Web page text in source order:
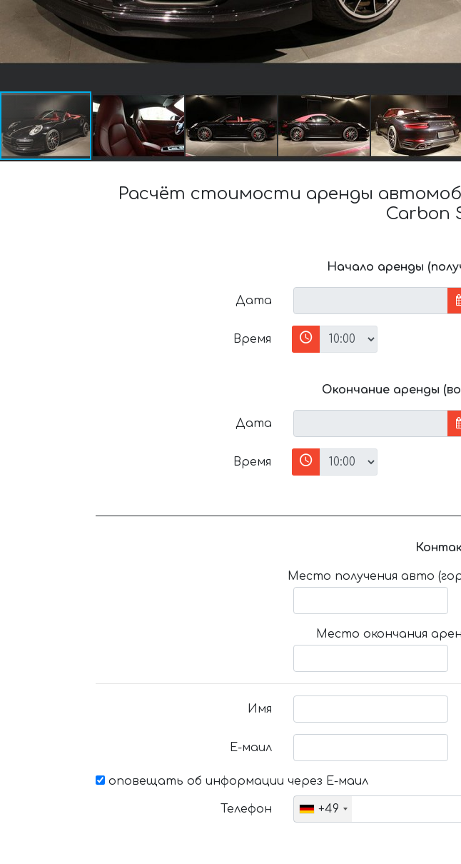
Расчёт стоимости аренды
Carbon
Начало аренды
Дата
Время
Окончание аренды
Дата
Время
Место получения авто
Место окончания
Имя
Е-маил
оповещать об информации через Е-маил
Телефон +49